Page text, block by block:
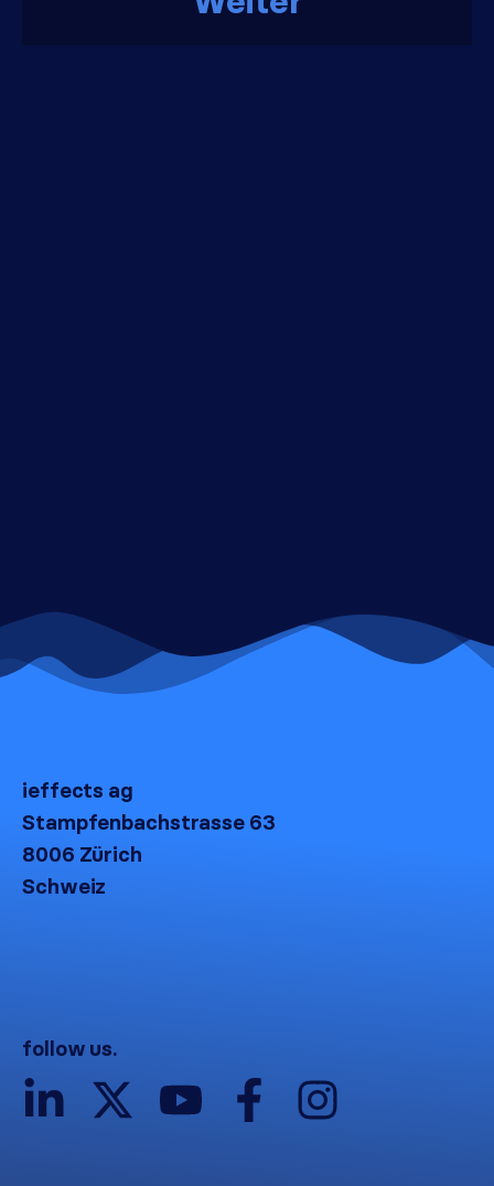
ieffects ag
Stampfenbachstrasse 63
8006 Zürich
Schweiz
follow us.